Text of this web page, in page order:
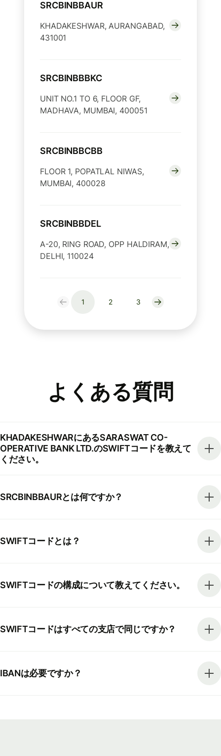
SRCBINBBAUR
KHADAKESHWAR, AURANGABAD,
431001
SRCBINBBBKC
UNIT NO.1 TO 6, FLOOR GF,
MADHAVA, MUMBAI, 400051
SRCBINBBCBB
FLOOR 1, POPATLAL NIWAS,
MUMBAI, 400028
SRCBINBBDEL
A-20, RING ROAD, OPP HALDIRAM,
DELHI, 110024
1 2 3
よくある質問
KHADAKESHWARにあるSARASWAT CO-
OPERATIVE BANK LTD.のSWIFTコードを教えて
ください。
SRCBINBBAURとは何ですか？
SWIFTコードとは？
SWIFTコードの構成について教えてください。
SWIFTコードはすべての支店で同じですか？
IBANは必要ですか？